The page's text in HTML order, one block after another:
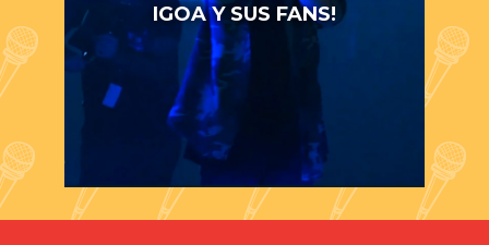
IGOA Y SUS FANS!